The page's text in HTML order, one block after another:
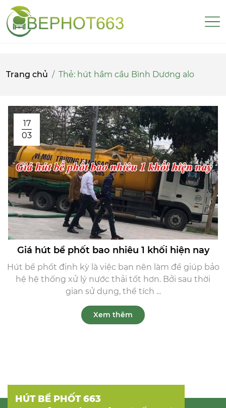
Trang chủ Thẻ: hút hầm cầu Bình Dương alo
17
03
Giá hút bể phốt bao nhiêu 1 khối hiện nay
Hút bể phốt định kỳ là việc bạn nên làm để giúp bảo
hệ hệ thống xử lý nước thải tốt hơn. Bởi sau thời
gian sử dụng, thể tích ...
Xem thêm
HÚT BỂ PHỐT 663